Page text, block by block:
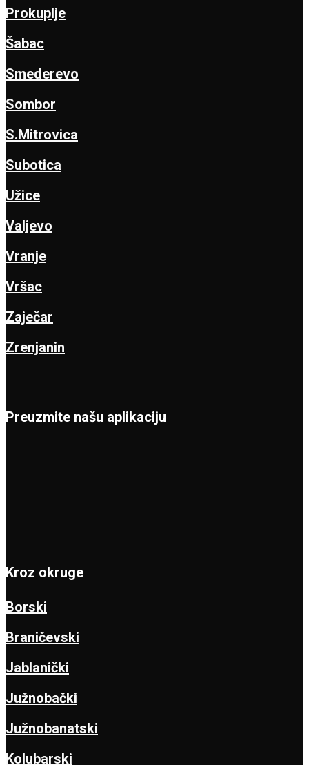
Prokuplje
Šabac
Smederevo
Sombor
S.Mitrovica
Subotica
Užice
Valjevo
Vranje
Vršac
Zaječar
Zrenjanin
Preuzmite našu aplikaciju
Kroz okruge
Borski
Braničevski
Jablanički
Južnobački
Južnobanatski
Kolubarski